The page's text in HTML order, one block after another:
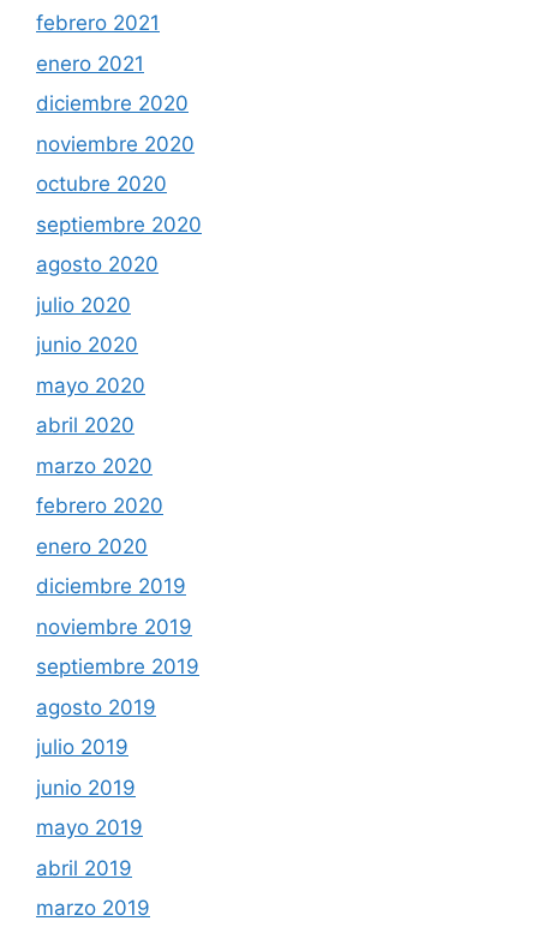
febrero 2021
enero 2021
diciembre 2020
noviembre 2020
octubre 2020
septiembre 2020
agosto 2020
julio 2020
junio 2020
mayo 2020
abril 2020
marzo 2020
febrero 2020
enero 2020
diciembre 2019
noviembre 2019
septiembre 2019
agosto 2019
julio 2019
junio 2019
mayo 2019
abril 2019
marzo 2019